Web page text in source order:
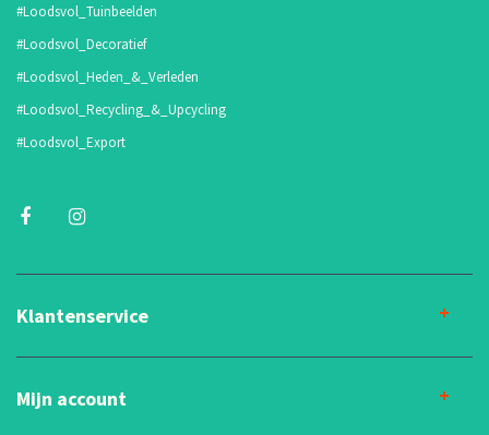
#Loodsvol_Tuinbeelden
#Loodsvol_Decoratief
#Loodsvol_Heden_&_Verleden
#Loodsvol_Recycling_&_Upcycling
#Loodsvol_Export
Klantenservice
Mijn account